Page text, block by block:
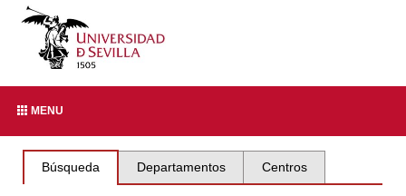
MENU
Búsqueda Departamentos Centros